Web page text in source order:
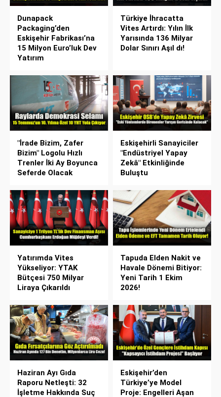
Dunapack
Packaging’den
Eskişehir Fabrikası’na
15 Milyon Euro’luk Dev
Yatırım
Türkiye İhracatta
Vites Artırdı: Yılın İlk
Yarısında 136 Milyar
Dolar Sınırı Aşıl dı!
"İrade Bizim, Zafer
Bizim" Logolu Hızlı
Trenler İki Ay Boyunca
Seferde Olacak
Eskişehirli Sanayiciler
"Endüstriyel Yapay
Zekâ" Etkinliğinde
Buluştu
Yatırımda Vites
Yükseliyor: YTAK
Bütçesi 750 Milyar
Liraya Çıkarıldı
Tapuda Elden Nakit ve
Havale Dönemi Bitiyor:
Yeni Tarih 1 Ekim
2026!
Haziran Ayı Gıda
Raporu Netleşti: 32
İşletme Hakkında Suç
Eskişehir’den
Türkiye’ye Model
Proje: Engelleri Aşan